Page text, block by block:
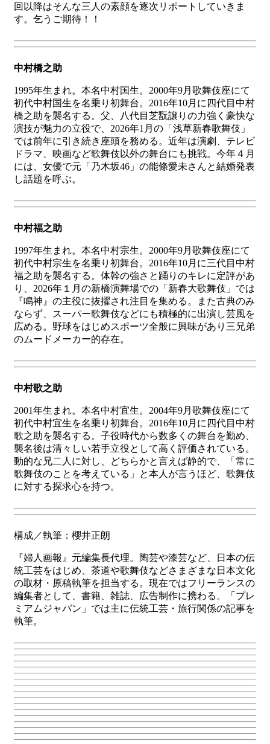
回以降はそんな三人の素顔を逐次リポートしていきま
す。乞うご期待！！
中村橋之助
1995年生まれ。本名中村国生。2000年9月歌舞伎座にて
初代中村国生を名乗り初舞台。2016年10月に四代目中村
橋之助を襲名する。父、八代目芝翫譲りの力強く豪快な
演技が魅力の立役で、2026年1月の「浅草新春歌舞伎」
では前年に引き続き座頭を務める。近年は演劇、テレビ
ドラマ、映画など歌舞伎以外の舞台にも挑戦。今年４月
には、女優で元「乃木坂46」の能條愛未さんと結婚発表
し話題を呼ぶ。
中村福之助
1997年生まれ。本名中村宗生。2000年9月歌舞伎座にて
初代中村宗生を名乗り初舞台。2016年10月に三代目中村
福之助を襲名する。体幹の強さと踊りのキレに定評があ
り、2026年１月の新橋演舞場での「新春大歌舞伎」では
『鳴神』の主役に抜擢され注目を集める。また古典のみ
ならず、スーパー歌舞伎などにも積極的に出演し芸風を
広める。野球をはじめスポーツ全般に興味があり三兄弟
のムードメーカー的存在。
中村歌之助
2001年生まれ。本名中村宜生。2004年9月歌舞伎座にて
初代中村宜生を名乗り初舞台。2016年10月に四代目中村
歌之助を襲名する。子役時代から数多くの舞台を勤め、
襲名後は清々しい若手立役として高く評価されている。
動的な兄二人に対し、どちらかと言えば静的で、「常に
歌舞伎のことを考えている」と本人が言うほど、歌舞伎
に対する探求心を持つ。
構成／執筆：櫻井正朗
『婦人画報』元編集長代理。陶芸や漆芸など、日本の伝
統工芸をはじめ、茶道や歌舞伎などさまざまな日本文化
の取材・原稿執筆を担当する。現在ではフリーランスの
編集者として、書籍、雑誌、広告制作に携わる。「プレ
ミアムジャパン」では主に伝統工芸・旅行関係の記事を
執筆。